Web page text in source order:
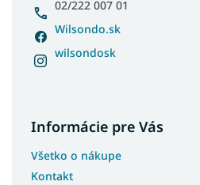
02/222 007 01
Wilsondo.sk
wilsondosk
Informácie pre Vás
Všetko o nákupe
Kontakt